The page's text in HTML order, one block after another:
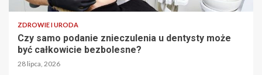
ZDROWIE I URODA
Czy samo podanie znieczulenia u dentysty może
być całkowicie bezbolesne?
28 lipca, 2026